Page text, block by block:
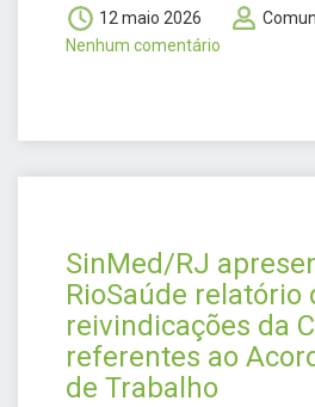
12 maio 2026
Nenhum comentário
SinMed/RJ
RioSaúde relatório
reivindicações da
referentes ao
de Trabalho